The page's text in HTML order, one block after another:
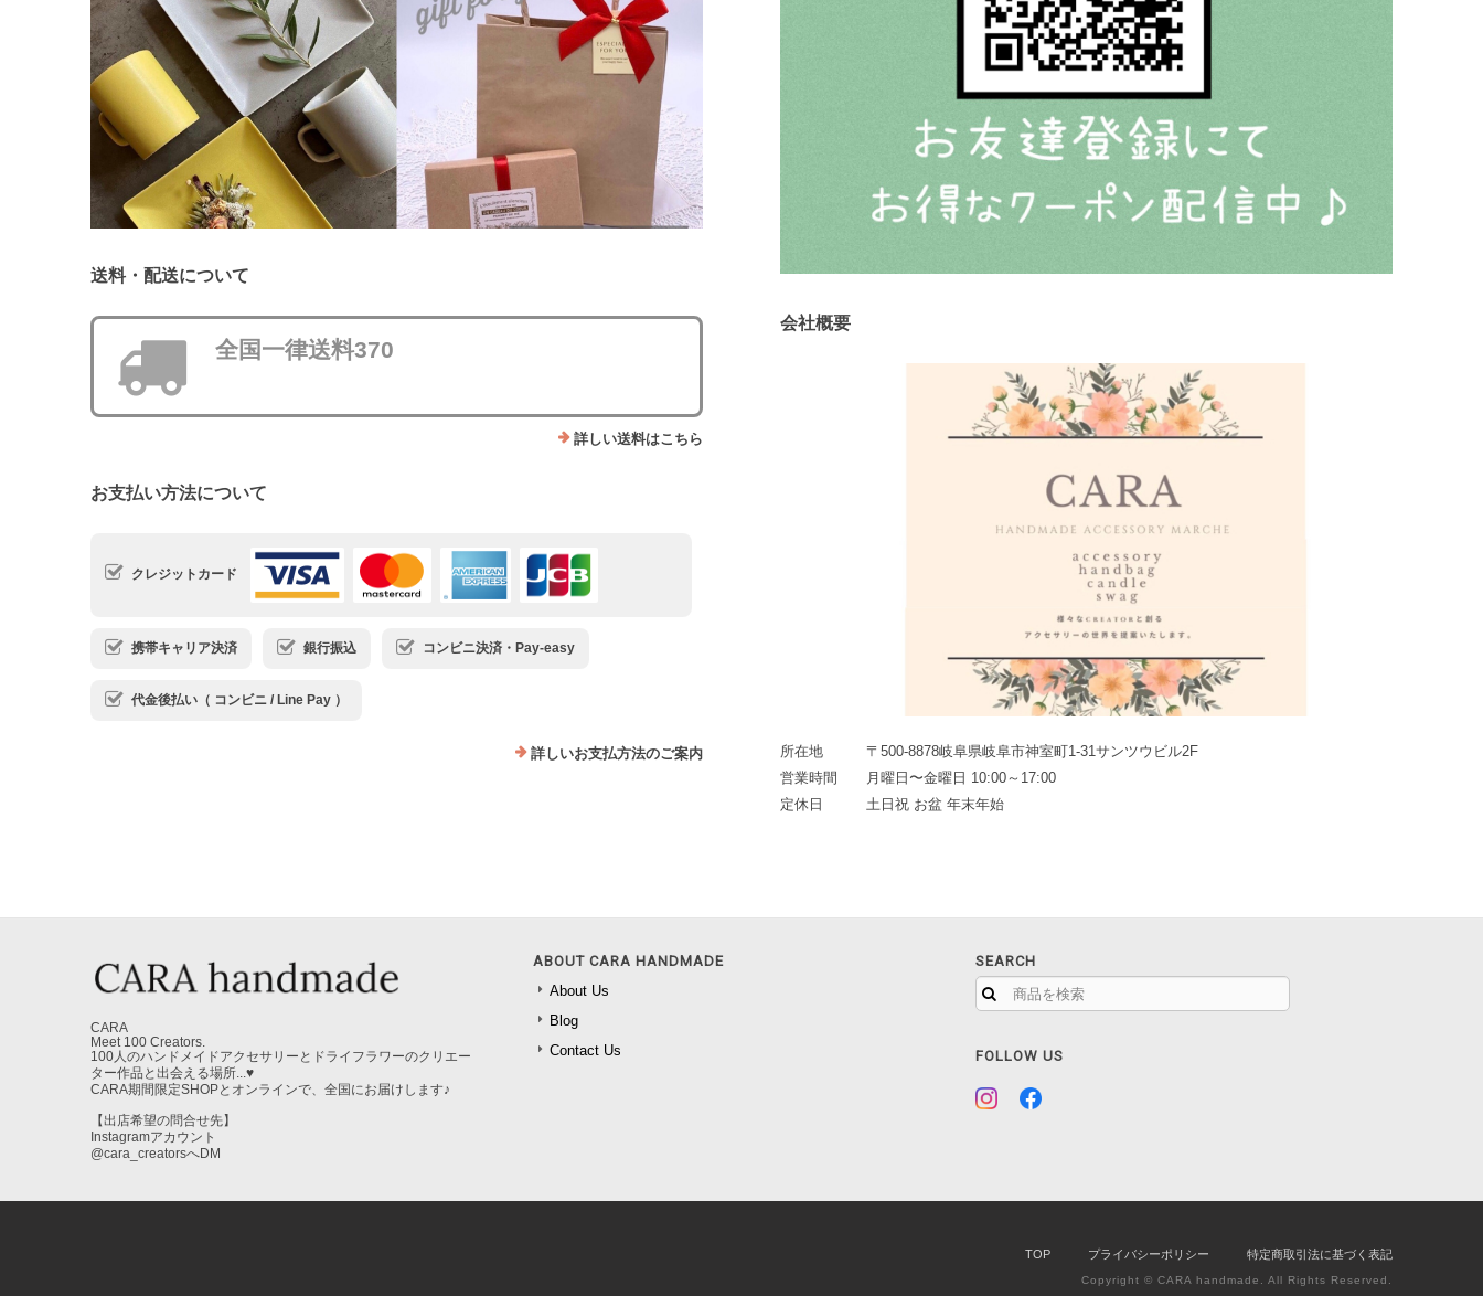
送料・配送について
全国一律送料370
詳しい送料はこちら
お支払い方法について
クレジットカード
携帯キャリア決済 銀行振込 コンビニ決済・Pay-easy
代金後払い（ コンビニ / Line Pay ）
詳しいお支払方法のご案内
会社概要
所在地
〒500-8878岐阜県岐阜市神室町1-31サンツウビル2F
営業時間
月曜日〜金曜日 10:00～17:00
定休日
土日祝 お盆 年末年始
CARA
Meet 100 Creators.
100人のハンドメイドアクセサリーとドライフラワーのクリエー
ター作品と出会える場所...♥
CARA期間限定SHOPとオンラインで、全国にお届けします♪
【出店希望の問合せ先】
Instagramアカウント
@cara_creatorsへDM
ABOUT CARA HANDMADE
About Us
Blog
Contact Us
SEARCH
FOLLOW US
TOP プライバシーポリシー 特定商取引法に基づく表記
Copyright © CARA handmade. All Rights Reserved.